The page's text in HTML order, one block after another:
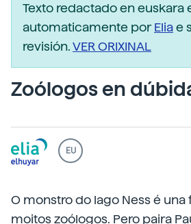
Texto redactado en euskara
automaticamente porEliae
revisión.VER ORIXINAL
Zoólogos en
EU
O monstro do lago Ness é
moitos zoólogos. Pero paira